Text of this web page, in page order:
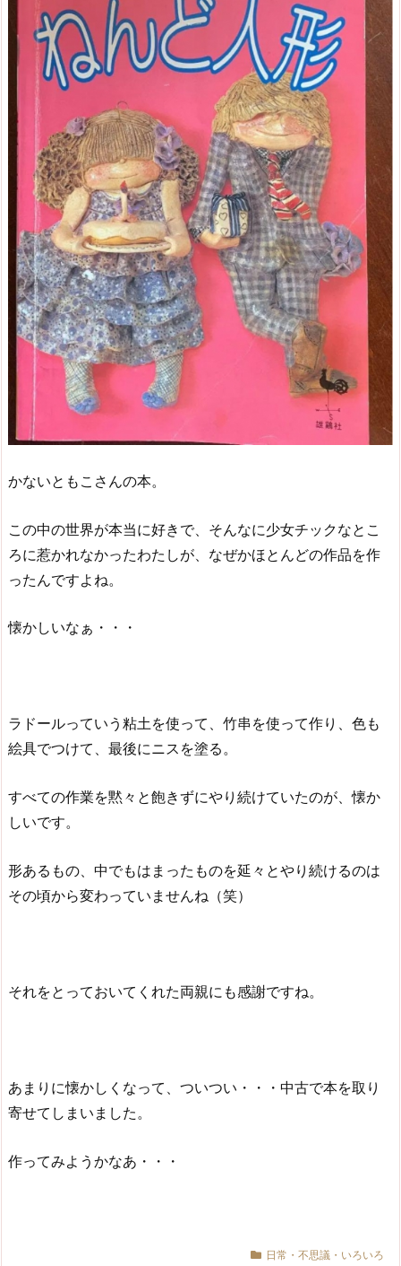
かないともこさんの本。
この中の世界が本当に好きで、そんなに少女チックなとこ
ろに惹かれなかったわたしが、なぜかほとんどの作品を作
ったんですよね。
懐かしいなぁ・・・
ラドールっていう粘土を使って、竹串を使って作り、色も
絵具でつけて、最後にニスを塗る。
すべての作業を黙々と飽きずにやり続けていたのが、懐か
しいです。
形あるもの、中でもはまったものを延々とやり続けるのは
その頃から変わっていませんね（笑）
それをとっておいてくれた両親にも感謝ですね。
あまりに懐かしくなって、ついつい・・・中古で本を取り
寄せてしまいました。
作ってみようかなあ・・・
日常・不思議・いろいろ